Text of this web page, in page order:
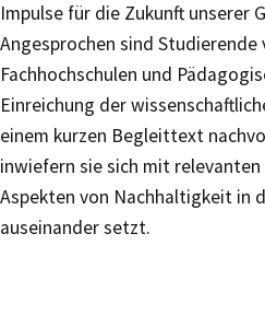
Impulse für die Zukunft unserer
Angesprochen sind
Fachhochschulen und
Einreichung der
einem kurzen Begleittext
inwiefern sie sich mit
Aspekten von Nachhaltigkeit in
auseinander setzt.